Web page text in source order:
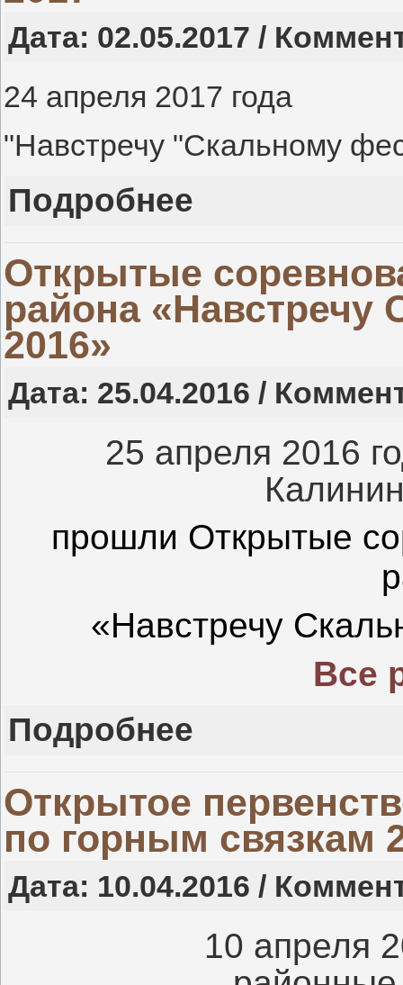
Дата: 02.05.2017 /
24 апреля 2017 года
"Навстречу "Скальному
Подробнее
Открытые
района
2016»
Дата: 25.04.2016 /
25 апреля 2016
прошли Открытые
«Навстречу
Все
Подробнее
Открытое
по горным связкам
Дата: 10.04.2016 /
10 апреля